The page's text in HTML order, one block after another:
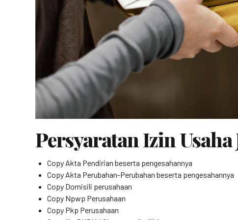
Persyaratan Izin Usaha
Copy Akta Pendirian beserta pengesahannya
Copy Akta Perubahan-Perubahan beserta pengesahannya
Copy Domisili perusahaan
Copy Npwp Perusahaan
Copy Pkp Perusahaan